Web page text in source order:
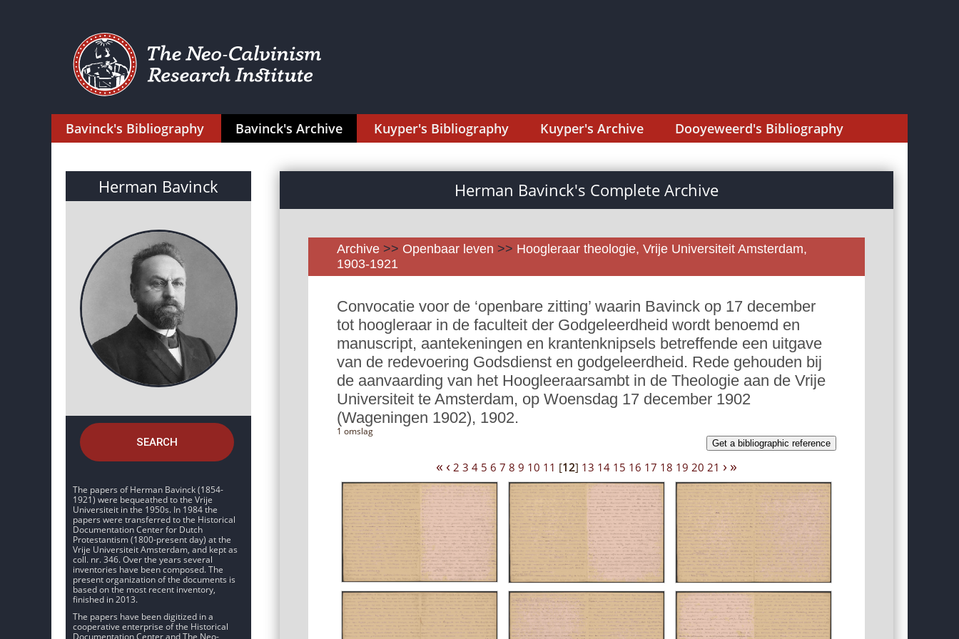
Bavinck's Bibliography Bavinck's Archive Kuyper's Bibliography Kuyper's Archive Dooyeweerd's Bibliography
Herman Bavinck
SEARCH
The papers of Herman Bavinck (1854-
1921) were bequeathed to the Vrije
Universiteit in the 1950s. In 1984 the
papers were transferred to the Historical
Documentation Center for Dutch
Protestantism (1800-present day) at the
Vrije Universiteit Amsterdam, and kept as
coll. nr. 346. Over the years several
inventories have been composed. The
present organization of the documents is
based on the most recent inventory,
finished in 2013.
The papers have been digitized in a
cooperative enterprise of the Historical
Documentation Center and The Neo-
Herman Bavinck's Complete Archive
Archive >> Openbaar leven >> Hoogleraar theologie, Vrije Universiteit Amsterdam,
1903-1921
Convocatie voor de ‘openbare zitting’ waarin Bavinck op 17 december
tot hoogleraar in de faculteit der Godgeleerdheid wordt benoemd en
manuscript, aantekeningen en krantenknipsels betreffende een uitgave
van de redevoering Godsdienst en godgeleerdheid. Rede gehouden bij
de aanvaarding van het Hoogleeraarsambt in de Theologie aan de Vrije
Universiteit te Amsterdam, op Woensdag 17 december 1902
(Wageningen 1902), 1902.
1 omslag
Get a bibliographic reference
« ‹ 2 3 4 5 6 7 8 9 10 11 [12] 13 14 15 16 17 18 19 20 21 › »